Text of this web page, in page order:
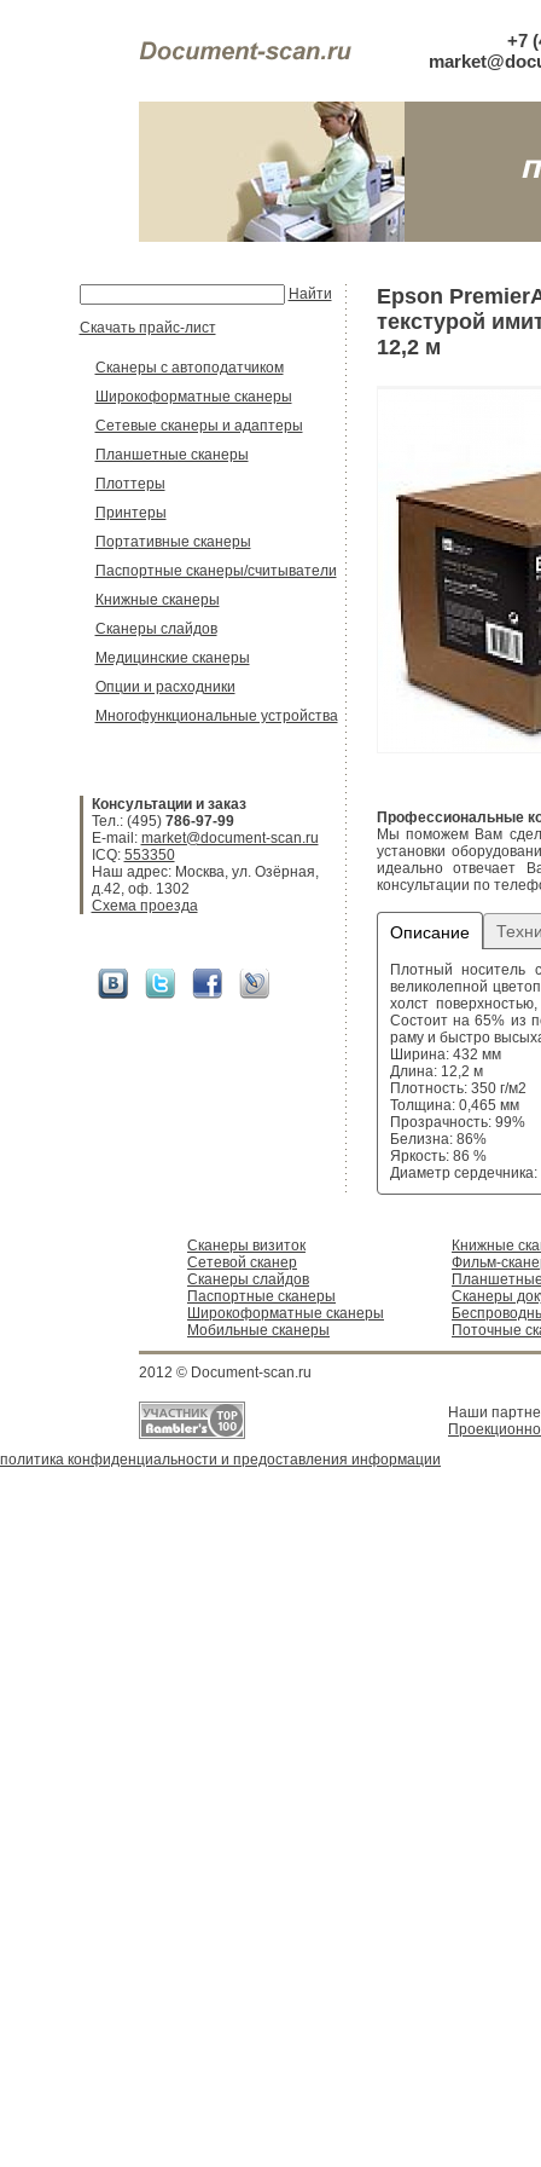
+7
Найти
Скачать прайс-лист
Сканеры с автоподатчиком
Широкоформатные сканеры
Сетевые сканеры и адаптеры
Планшетные сканеры
Плоттеры
Принтеры
Портативные сканеры
Паспортные сканеры/считыватели
Книжные сканеры
Сканеры слайдов
Медицинские сканеры
Опции и расходники
Многофункциональные устройства
Консультации и заказ
Тел.: (495) 786-97-99
E-mail: market@document-scan.ru
ICQ: 553350
Наш адрес: Москва, ул. Озёрная,
д.42, оф. 1302
Схема проезда
Epson
текстурой
12,2 м
Профессиональные
Мы поможем Вам
установки
идеально отвечает
консультации по
Описание
Плотный носитель
великолепной
холст
Состоит на 65% из
раму и быстро
Ширина: 432 мм
Длина: 12,2 м
Плотность: 350 г/м2
Толщина: 0,465 мм
Прозрачность: 99%
Белизна: 86%
Яркость: 86 %
Диаметр
Сканеры визиток
Сетевой сканер
Сканеры слайдов
Паспортные сканеры
Широкоформатные сканеры
Мобильные сканеры
Книжные
Фильм-
Сканеры
Поточные
2012 © Document-scan.ru
Наши
политика конфиденциальности и предоставления информации